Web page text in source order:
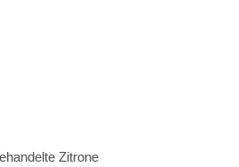
Zitrone